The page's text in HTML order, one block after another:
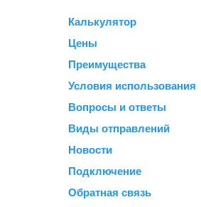
Калькулятор
Цены
Преимущества
Условия использования
Вопросы и ответы
Виды отправлений
Новости
Подключение
Обратная связь